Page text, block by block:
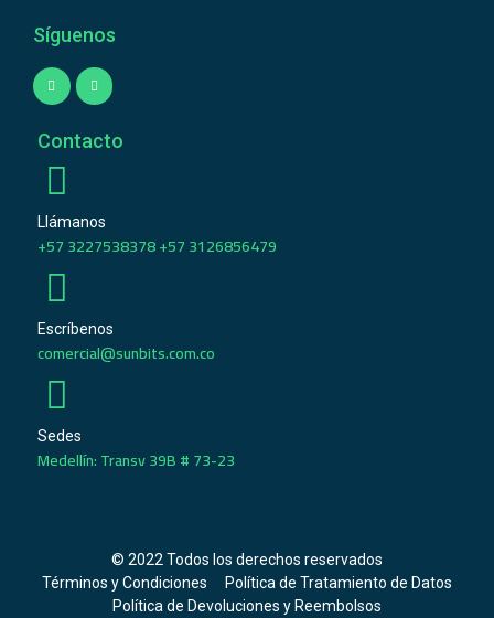
Síguenos
Contacto
Llámanos
+57 3227538378 +57 3126856479
Escríbenos
comercial@sunbits.com.co
Sedes
Medellín: Transv 39B # 73-23
© 2022 Todos los derechos reservados
Términos y Condiciones
Política de Tratamiento de Datos
Política de Devoluciones y Reembolsos